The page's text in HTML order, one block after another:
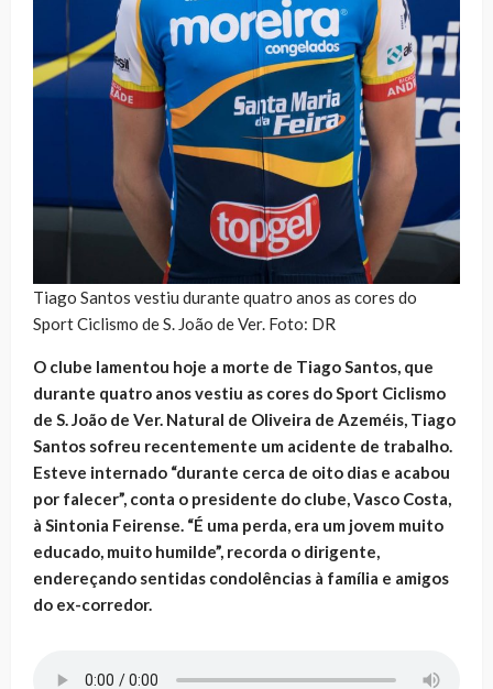
Tiago Santos vestiu durante quatro anos as cores do
Sport Ciclismo de S. João de Ver. Foto: DR
O clube lamentou hoje a morte de Tiago Santos, que
durante quatro anos vestiu as cores do Sport Ciclismo
de S. João de Ver. Natural de Oliveira de Azeméis, Tiago
Santos sofreu recentemente um acidente de trabalho.
Esteve internado “durante cerca de oito dias e acabou
por falecer”, conta o presidente do clube, Vasco Costa,
à Sintonia Feirense. “É uma perda, era um jovem muito
educado, muito humilde”, recorda o dirigente,
endereçando sentidas condolências à família e amigos
do ex-corredor.